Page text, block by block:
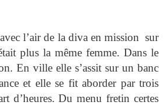
l’air de la diva en mission sur
plus la même femme. Dans le
En ville elle s’assit sur un banc
et elle se fit aborder par trois
d’heures. Du menu fretin certes